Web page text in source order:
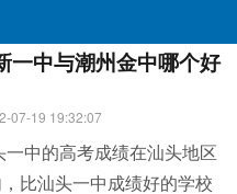
一中与潮州金中哪个好
07-19 19:32:07
一中的高考成绩在汕头地区
比汕头一中成绩好的学校